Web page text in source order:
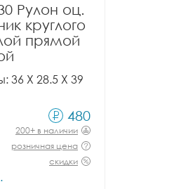
Рулон оц.
круглого
прямой
36 X 28.5 X 39
480
200+ в наличии
розничная цена
скидки